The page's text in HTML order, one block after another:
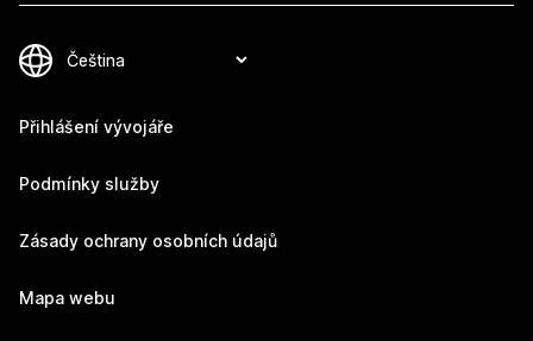
Přihlášení vývojáře
Podmínky služby
Zásady ochrany osobních údajů
Mapa webu